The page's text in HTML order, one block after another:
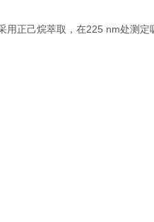
正己烷萃取，在225 nm处测定